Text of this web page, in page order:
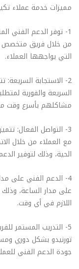
مميزات خدمة عملاء
1- توفر الدعم الفني
من خلال فريق متخصص
التي يواجهها العملاء.
2- الاستجابة السريعة:
السريعة والفورية
مشاكلهم بأسرع وقت
3- التواصل الفعال:
مع العملاء من خلال
الحية، وذلك لتوفير
4- الدعم الفني على
على مدار الساعة، وذلك
اللازم في أي وقت.
5- التدريب المستمر
تورنيدو بشكل دوري
جودة الدعم الفني